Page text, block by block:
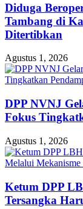
Diduga
Tambang di
Ditertibkan
Agustus 1, 2026
DPP NVNJ
Fokus
Agustus 1, 2026
Ketum DPP
Tersangka